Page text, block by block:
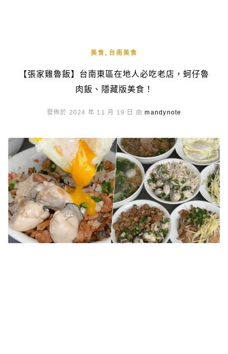
美食 台南美食
【張家雞魯飯】台南東區在地人必吃老店，蚵仔魯
肉飯、隱藏版美食！
發佈於 2024 年 11 月 19 日 由mandynote